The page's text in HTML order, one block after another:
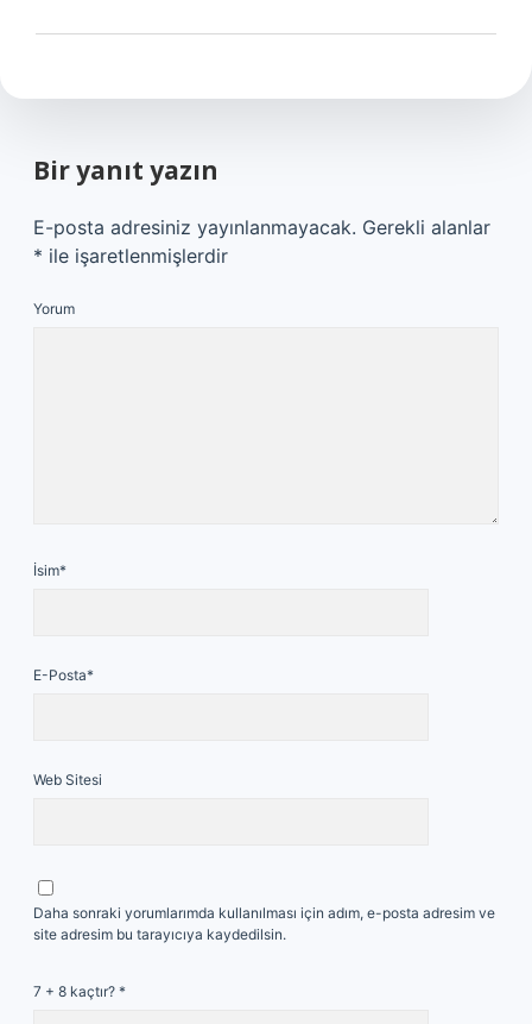
Bir yanıt yazın
E-posta adresiniz yayınlanmayacak. Gerekli alanlar
* ile işaretlenmişlerdir
Yorum
İsim*
E-Posta*
Web Sitesi
Daha sonraki yorumlarımda kullanılması için adım, e-posta adresim ve
site adresim bu tarayıcıya kaydedilsin.
7 + 8 kaçtır? *